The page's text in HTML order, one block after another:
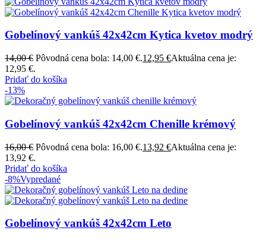
Gobelínový vankúš 42x42cm Kytica kvetov modrý
14,00€ Pôvodná cena bola: 14,00 €.12,95 €Aktuálna cena je:
12,95 €.
Pridať do košíka
-13%
Gobelínový vankúš 42x42cm Chenille krémový
16,00€ Pôvodná cena bola: 16,00 €.13,92 €Aktuálna cena je:
13,92 €.
Pridať do košíka
-8%Vypredané
Gobelínový vankúš 42x42cm Leto